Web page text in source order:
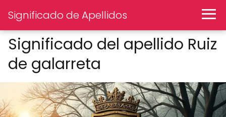
Significado de Apellidos
Significado del apellido Ruiz
de galarreta